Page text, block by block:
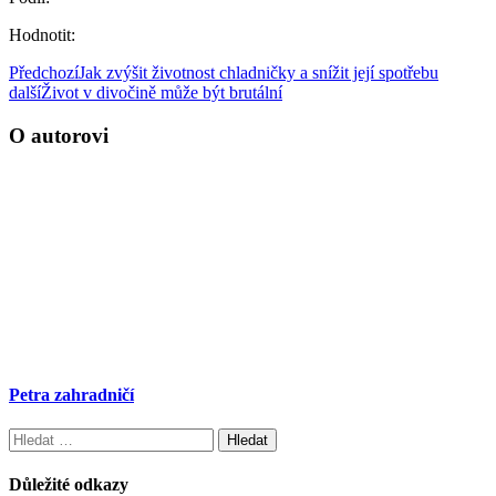
Hodnotit:
PředchozíJak zvýšit životnost chladničky a snížit její spotřebu
dalšíŽivot v divočině může být brutální
O autorovi
Petra zahradničí
Vyhledávání
Důležité odkazy